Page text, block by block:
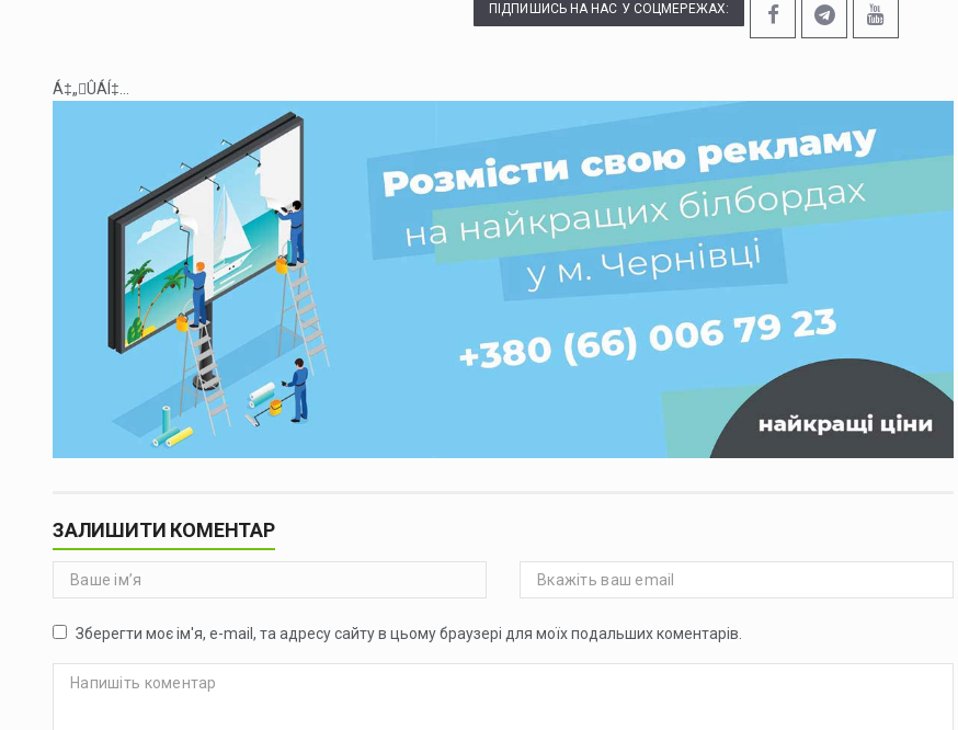
ПІДПИШИСЬ НА НАС У СОЦМЕРЕЖАХ:
Á‡„ÛÁÍ‡...
ЗАЛИШИТИ КОМЕНТАР
Зберегти моє ім'я, e-mail, та адресу сайту в цьому браузері для моїх подальших коментарів.